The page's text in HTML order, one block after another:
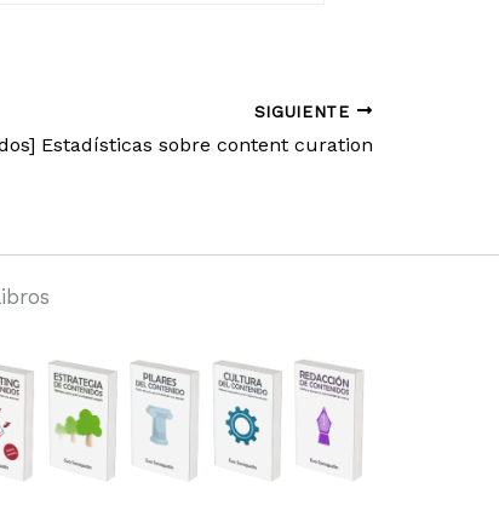
SIGUIENTE
Estadísticas sobre content curation